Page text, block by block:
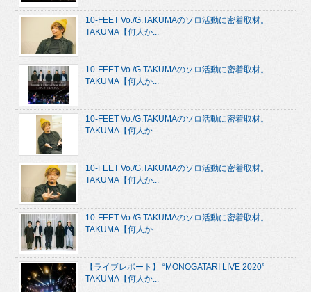
10-FEET Vo./G.TAKUMAのソロ活動に密着取材。
TAKUMA【何人か...
10-FEET Vo./G.TAKUMAのソロ活動に密着取材。
TAKUMA【何人か...
10-FEET Vo./G.TAKUMAのソロ活動に密着取材。
TAKUMA【何人か...
10-FEET Vo./G.TAKUMAのソロ活動に密着取材。
TAKUMA【何人か...
10-FEET Vo./G.TAKUMAのソロ活動に密着取材。
TAKUMA【何人か...
【ライブレポート】 “MONOGATARI LIVE 2020”
TAKUMA【何人か...